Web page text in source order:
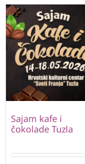
Sajam kafe i
čokolade Tuzla